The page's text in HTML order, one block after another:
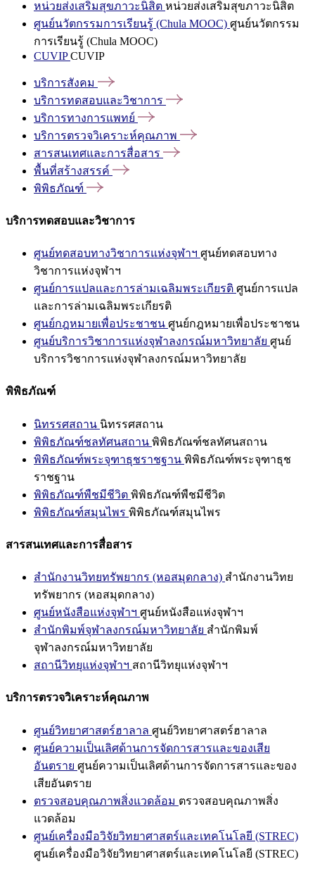
หน่วยส่งเสริมสุขภาวะนิสิต หน่วยส่งเสริมสุขภาวะนิสิต
ศูนย์นวัตกรรมการเรียนรู้ (Chula MOOC) ศูนย์นวัตกรรม
การเรียนรู้ (Chula MOOC)
CUVIPCUVIP
บริการสังคม
บริการทดสอบและวิชาการ
บริการทางการแพทย์
บริการตรวจวิเคราะห์คุณภาพ
สารสนเทศและการสื่อสาร
พื้นที่สร้างสรรค์
พิพิธภัณฑ์
บริการทดสอบและวิชาการ
ศูนย์ทดสอบทางวิชาการแห่งจุฬาฯ ศูนย์ทดสอบทาง
วิชาการแห่งจุฬาฯ
ศูนย์การแปลและการล่ามเฉลิมพระเกียรติ ศูนย์การแปล
และการล่ามเฉลิมพระเกียรติ
ศูนย์กฎหมายเพื่อประชาชน ศูนย์กฎหมายเพื่อประชาชน
ศูนย์บริการวิชาการแห่งจุฬาลงกรณ์มหาวิทยาลัย ศูนย์
บริการวิชาการแห่งจุฬาลงกรณ์มหาวิทยาลัย
พิพิธภัณฑ์
นิทรรศสถาน นิทรรศสถาน
พิพิธภัณฑ์ชลทัศนสถาน พิพิธภัณฑ์ชลทัศนสถาน
พิพิธภัณฑ์พระจุฑาธุชราชฐาน พิพิธภัณฑ์พระจุฑาธุช
ราชฐาน
พิพิธภัณฑ์พืชมีชีวิต พิพิธภัณฑ์พืชมีชีวิต
พิพิธภัณฑ์สมุนไพร พิพิธภัณฑ์สมุนไพร
สารสนเทศและการสื่อสาร
สำนักงานวิทยทรัพยากร (หอสมุดกลาง) สำนักงานวิทย
ทรัพยากร (หอสมุดกลาง)
ศูนย์หนังสือแห่งจุฬาฯ ศูนย์หนังสือแห่งจุฬาฯ
สำนักพิมพ์จุฬาลงกรณ์มหาวิทยาลัย สำนักพิมพ์
จุฬาลงกรณ์มหาวิทยาลัย
สถานีวิทยุแห่งจุฬาฯ สถานีวิทยุแห่งจุฬาฯ
บริการตรวจวิเคราะห์คุณภาพ
ศูนย์วิทยาศาสตร์ฮาลาล ศูนย์วิทยาศาสตร์ฮาลาล
ศูนย์ความเป็นเลิศด้านการจัดการสารและของเสีย
อันตราย ศูนย์ความเป็นเลิศด้านการจัดการสารและของ
เสียอันตราย
ตรวจสอบคุณภาพสิ่งแวดล้อม ตรวจสอบคุณภาพสิ่ง
แวดล้อม
ศูนย์เครื่องมือวิจัยวิทยาศาสตร์และเทคโนโลยี (STREC)
ศูนย์เครื่องมือวิจัยวิทยาศาสตร์และเทคโนโลยี (STREC)